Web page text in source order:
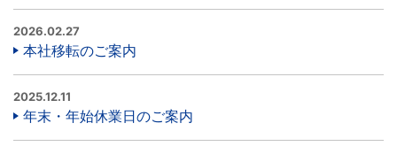
2026.02.27
本社移転のご案内
2025.12.11
年末・年始休業日のご案内